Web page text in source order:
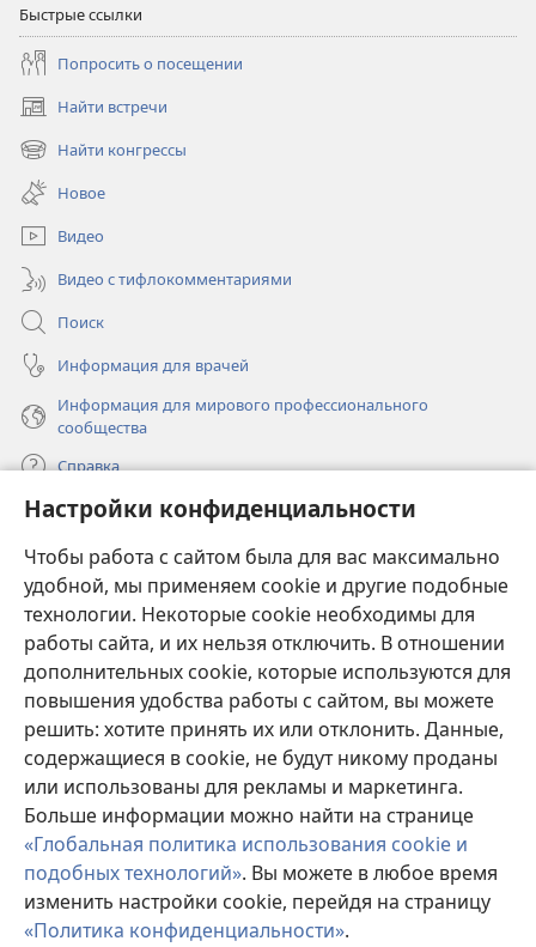
Настройки конфиденциальности
Чтобы работа с сайтом была для вас максимально
удобной, мы применяем cookie и другие подобные
технологии. Некоторые cookie необходимы для
работы сайта, и их нельзя отключить. В отношении
дополнительных cookie, которые используются для
повышения удобства работы с сайтом, вы можете
решить: хотите принять их или отклонить. Данные,
содержащиеся в cookie, не будут никому проданы
или использованы для рекламы и маркетинга.
Больше информации можно найти на странице
«Глобальная политика использования cookie и
подобных технологий». Вы можете в любое время
изменить настройки cookie, перейдя на страницу
«Политика конфиденциальности».
Быстрые ссылки
Попросить о посещении
Найти встречи
(открывается
в
новом
окне)
Найти конгрессы
(открывается
новом
окне)
Новое
Видео
Видео с тифлокомментариями
Поиск
Информация для врачей
Информация для мирового профессионального
сообщества
Справка
Пожертвования
в
новом
окне)
ОНЛАЙН-БИБЛИОТЕКА Сторожевой башни
(открывается
новом
окне)
JW Hub®
(открывается
в
новом
окне)
JW Library ®
Watchtower Library
Copyright© 2026 Watch Tower Bible and Tract Society of Pennsylvania.
УСЛОВИЯ ИСПОЛЬЗОВАНИЯ|ПОЛИТИКА
КОНФИДЕНЦИАЛЬНОСТИ|НАСТРОЙКИ